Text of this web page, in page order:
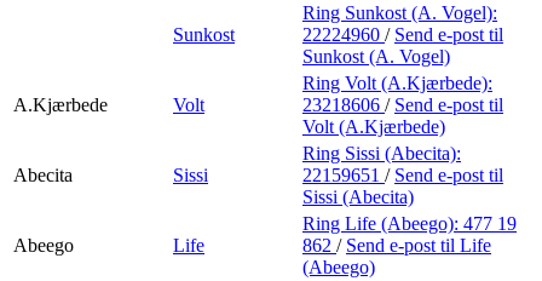
Sunkost
Ring Sunkost (A. Vogel):
22224960 / Send e-post til
Sunkost (A. Vogel)
A.Kjærbede Volt
Ring Volt (A.Kjærbede):
23218606 / Send e-post til
Volt (A.Kjærbede)
Abecita Sissi
Ring Sissi (Abecita):
22159651 / Send e-post til
Sissi (Abecita)
Abeego Life
Ring Life (Abeego): 477 19
862 / Send e-post til Life
(Abeego)